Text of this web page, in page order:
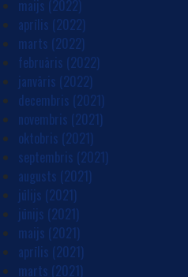
maijs (2022)
aprīlis (2022)
marts (2022)
februāris (2022)
janvāris (2022)
decembris (2021)
novembris (2021)
oktobris (2021)
septembris (2021)
augusts (2021)
jūlijs (2021)
jūnijs (2021)
maijs (2021)
aprīlis (2021)
marts (2021)